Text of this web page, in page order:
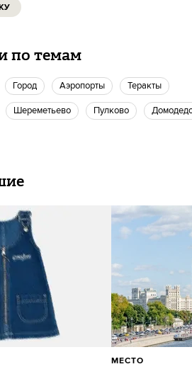
по темам
город Аэропорты теракты
Шереметьево Пулково
МЕСТО